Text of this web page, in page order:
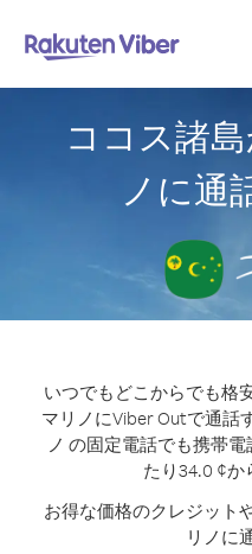
ココス諸
ノに通
いつでもどこからでも格
マリノにViber Outで通話
ノ の固定電話でも携帯
たり34.0 ¢か
お得な価格のクレジット
リノに